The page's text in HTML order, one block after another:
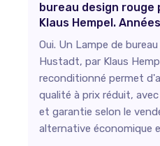
bureau design rouge
Klaus Hempel.
Oui. Un Lampe de
Hustadt, par Klaus
reconditionné permet
qualité à prix réduit,
et garantie selon le
alternative économique